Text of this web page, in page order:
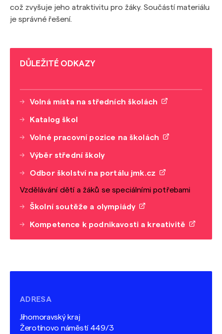
což zvyšuje jeho atraktivitu pro žáky. Součástí materiálu
je správné řešení.
DŮLEŽITÉ ODKAZY
Volná místa na středních školách
Katalog škol
Volné pracovní pozice na školách
Výběr střední školy
Odbor školství na portálu jmk.cz
Vzdělávání dětí a žáků se speciálními potřebami
Školní soutěže a olympiády
Kompetence k podnikavosti a kreativitě
ADRESA
Jihomoravský kraj
Žerotínovo náměstí 449/3